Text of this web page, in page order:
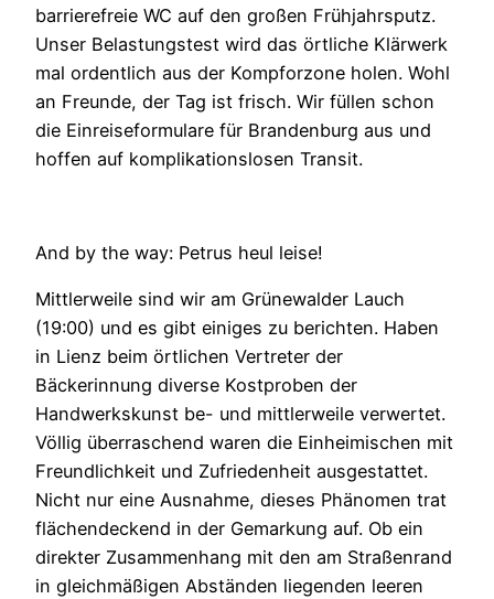
barrierefreie WC auf den großen Frühjahrsputz.
Unser Belastungstest wird das örtliche Klärwerk
mal ordentlich aus der Kompforzone holen. Wohl
an Freunde, der Tag ist frisch. Wir füllen schon
die Einreiseformulare für Brandenburg aus und
hoffen auf komplikationslosen Transit.
And by the way: Petrus heul leise!
Mittlerweile sind wir am Grünewalder Lauch
(19:00) und es gibt einiges zu berichten. Haben
in Lienz beim örtlichen Vertreter der
Bäckerinnung diverse Kostproben der
Handwerkskunst be- und mittlerweile verwertet.
Völlig überraschend waren die Einheimischen mit
Freundlichkeit und Zufriedenheit ausgestattet.
Nicht nur eine Ausnahme, dieses Phänomen trat
flächendeckend in der Gemarkung auf. Ob ein
direkter Zusammenhang mit den am Straßenrand
in gleichmäßigen Abständen liegenden leeren